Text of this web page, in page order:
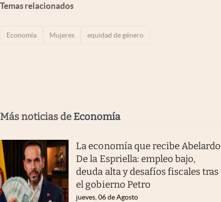
Temas relacionados
Economía Mujeres equidad de género
Más noticias de Economía
La economía que recibe Abelardo
De la Espriella: empleo bajo,
deuda alta y desafíos fiscales tras
el gobierno Petro
jueves, 06 de Agosto